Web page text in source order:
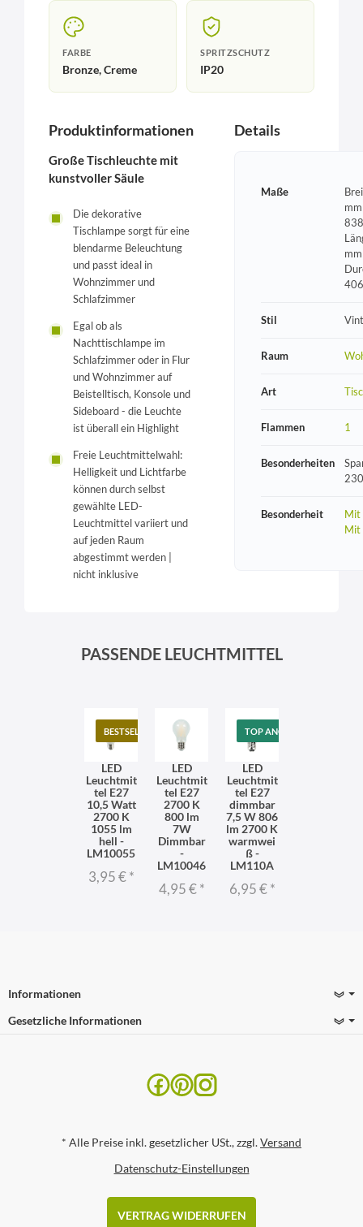
FARBE
Bronze, Creme
SPRITZSCHUTZ
IP20
Produktinformationen
Große Tischleuchte mit
kunstvoller Säule
Die dekorative
Tischlampe sorgt für eine
blendarme Beleuchtung
und passt ideal in
Wohnzimmer und
Schlafzimmer
Egal ob als
Nachttischlampe im
Schlafzimmer oder in Flur
und Wohnzimmer auf
Beistelltisch, Konsole und
Sideboard - die Leuchte
ist überall ein Highlight
Freie Leuchtmittelwahl:
Helligkeit und Lichtfarbe
können durch selbst
gewählte LED-
Leuchtmittel variiert und
auf jeden Raum
abgestimmt werden |
nicht inklusive
Details
Maße
Stil
Raum
Art
Flammen 1
Besonderheiten
Besonderheit
Mit
Mit
PASSENDE LEUCHTMITTEL
BESTSELLER
LED
Leuchtmit
tel E27
10,5 Watt
2700 K
1055 lm
hell -
LM10055
3,95 €*
LED
Leuchtmit
tel E27
2700 K
800 lm
7W
Dimmbar
-
LM10046
4,95 €*
TOP ANGEBOT
LED
Leuchtmit
tel E27
dimmbar
7,5 W 806
lm 2700 K
warmwei
ß -
LM110A
6,95 €*
Informationen
Gesetzliche Informationen
* Alle Preise inkl. gesetzlicher USt., zzgl.Versand
Datenschutz-Einstellungen
VERTRAG WIDERRUFEN